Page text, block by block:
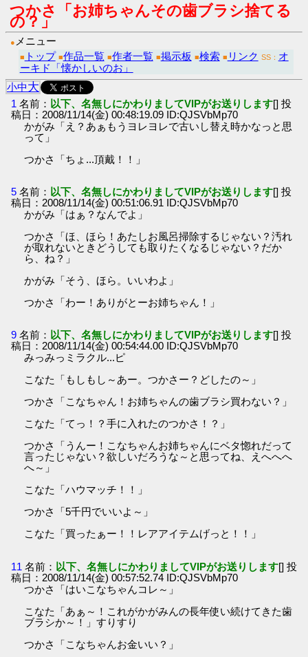
つかさ「お姉ちゃんその歯ブラシ捨てる
の？」
● メニュー
■ トップ ■作品一覧 ■作者一覧 ■掲示板 ■検索 ■ リンク SS： オ
ーキド「懐かしいのお」
小中大
1 名前： 以下、名無しにかわりましてVIPがお送りします[] 投
稿日：2008/11/14(金) 00:48:19.09 ID:QJSVbMp70
かがみ「え？あぁもうヨレヨレで古いし替え時かなっと思
って」
つかさ「ちょ...頂戴！！」
5 名前： 以下、名無しにかわりましてVIPがお送りします[] 投
稿日：2008/11/14(金) 00:51:06.91 ID:QJSVbMp70
かがみ「はぁ？なんでよ」
つかさ「ほ、ほら！あたしお風呂掃除するじゃない？汚れ
が取れないときどうしても取りたくなるじゃない？だか
ら、ね？」
かがみ「そう、ほら。いいわよ」
つかさ「わー！ありがとーお姉ちゃん！」
9 名前： 以下、名無しにかわりましてVIPがお送りします[] 投
稿日：2008/11/14(金) 00:54:44.00 ID:QJSVbMp70
みっみっミラクル...ピ
こなた「もしもし～あー。つかさー？どしたの～」
つかさ「こなちゃん！お姉ちゃんの歯ブラシ買わない？」
こなた「てっ！？手に入れたのつかさ！？」
つかさ「うんー！こなちゃんお姉ちゃんにベタ惚れだって
言ったじゃない？欲しいだろうな～と思ってね、えへへへ
へ～」
こなた「ハウマッチ！！」
つかさ「5千円でいいよ～」
こなた「買ったぁー！！レアアイテムげっと！！」
11 名前： 以下、名無しにかわりましてVIPがお送りします[] 投
稿日：2008/11/14(金) 00:57:52.74 ID:QJSVbMp70
つかさ「はいこなちゃんコレ～」
こなた「あぁ～！これがかがみんの長年使い続けてきた歯
ブラシか～！」すりすり
つかさ「こなちゃんお金いい？」